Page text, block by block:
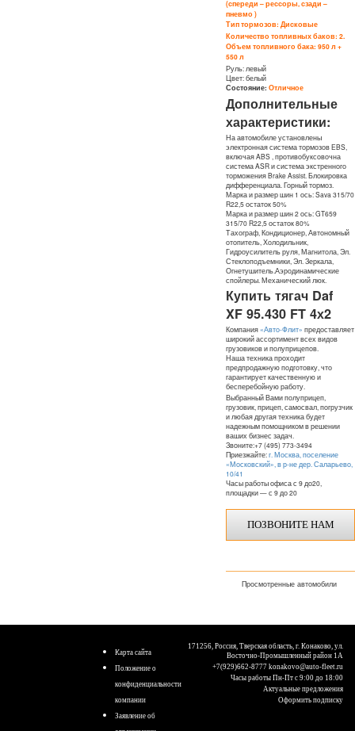
(спереди – рессоры, сзади –
пневмо )
Тип тормозов: Дисковые
Количество топливных баков: 2.
Объем топливного бака: 950 л +
550 л
Руль: левый
Цвет: белый
Состояние: Отличное
Дополнительные
характеристики:
На автомобиле установлены
электронная система тормозов EBS,
включаяABS , противобуксовочна
система ASR и система экстренного
торможения Brake Assist. Блокировка
дифференциала. Горный тормоз.
Марка и размер шин 1 ось: Sava 315/70
R22,5 остаток 50%
Марка и размер шин 2 ось: GT659
315/70 R22,5 остаток 80%
Тахограф, Кондиционер, Автономный
отопитель, Холодильник,
Гидроусилитель руля, Магнитола, Эл.
Стеклоподъемники, Эл. Зеркала,
Огнетушитель.Аэродинамические
спойлеры. Механический люк.
Купить тягач Daf
XF 95.430 FT 4х2
Компания«Авто-Флит» предоставляет
широкий ассортимент всех видов
грузовиков и полуприцепов.
Наша техника проходит
предпродажную подготовку, что
гарантирует качественную и
бесперебойную работу.
Выбранный Вами полуприцеп,
грузовик, прицеп, самосвал, погрузчик
и любая другая техника будет
надежным помощником в решении
ваших бизнес задач.
Звоните:+7 (495) 773-3494
Приезжайте:г. Москва, поселение
«Московский», в р-не дер. Саларьево,
10/41
Часы работы офиса с 9 до20,
площадки — с 9 до 20
ПОЗВОНИТЕ НАМ
Просмотренные автомобили
Карта сайта
Положение о
конфиденциальности
компании
Заявление об
171256, Россия, Тверская область, г. Конаково, ул.
Восточно-Промышленный район 1А
+7(929)662-8777 konakovo@auto-fleet.ru
Часы работы Пн-Пт с 9:00 до 18:00
Актуальные предложения
Оформить подписку